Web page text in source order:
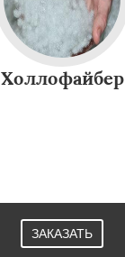
Холлофайбер
ЗАКАЗАТЬ